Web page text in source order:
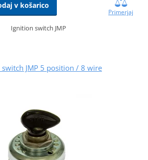
v košarico
Primerjaj
Ignition switch JMP
JMP 5 position / 8 wire